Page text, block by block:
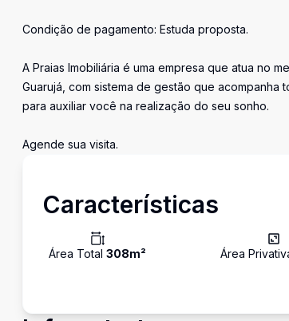
Condição de pagamento: Estuda proposta.
A Praias Imobiliária é uma empresa que atua no
Guarujá, com sistema de gestão que
para auxiliar você na realização do seu sonho.
Agende sua visita.
Características
Área Total 308m² Área